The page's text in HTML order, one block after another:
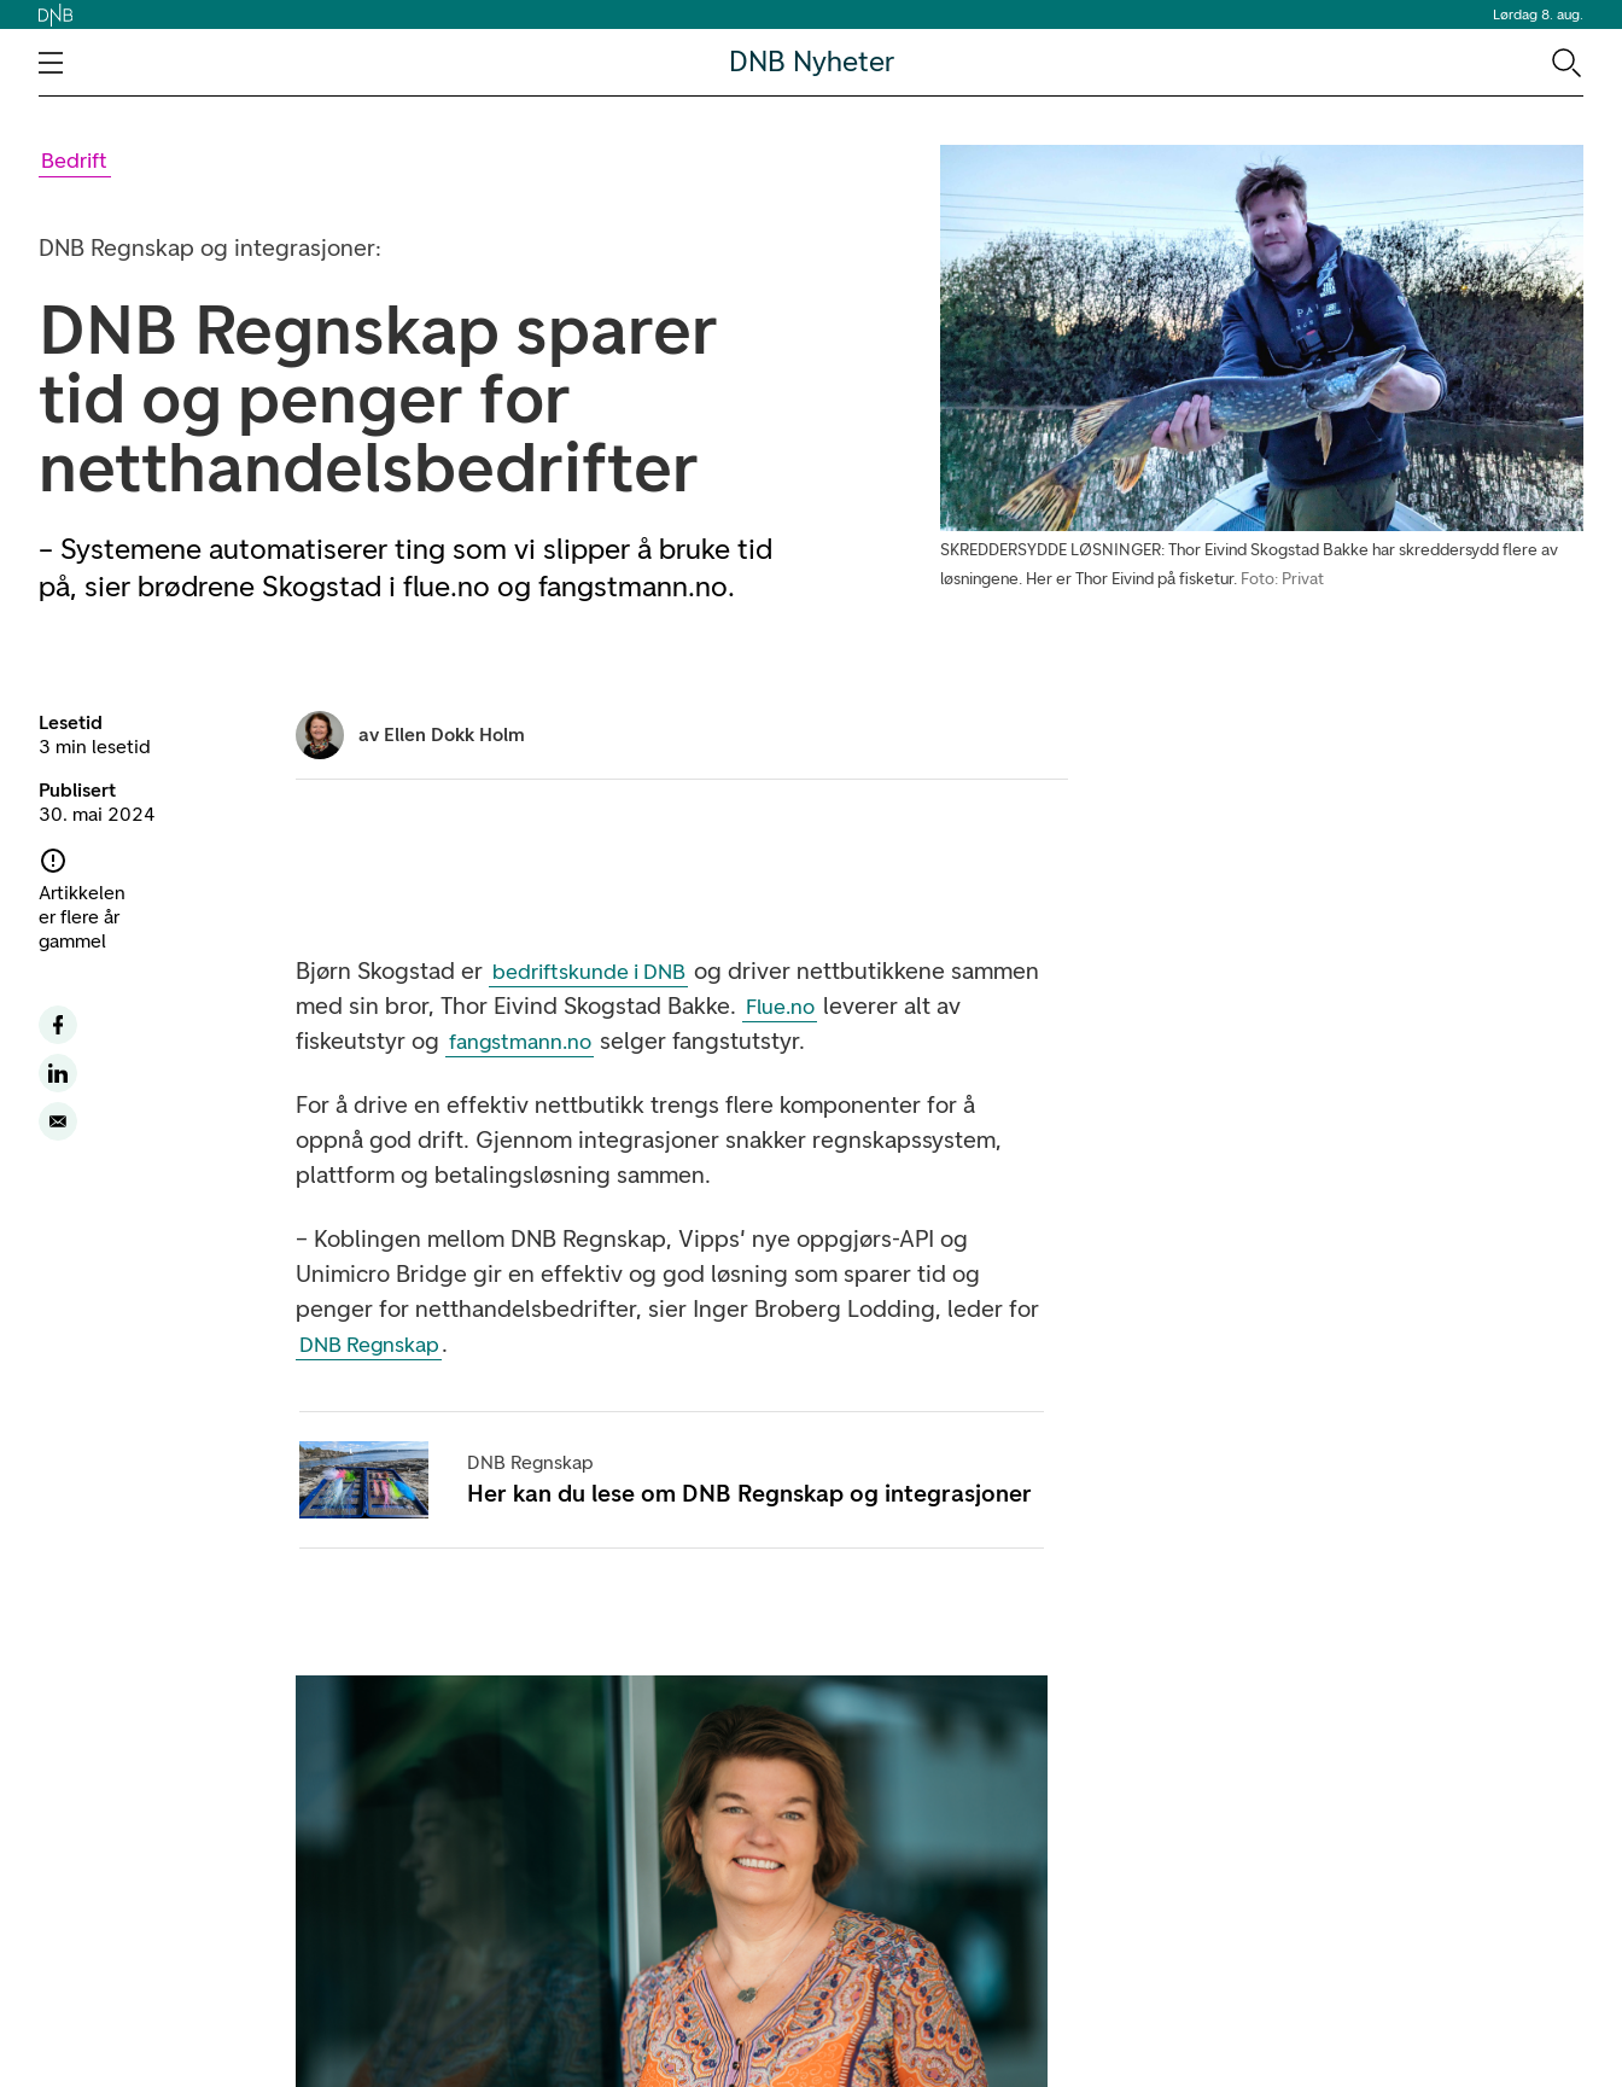
Lørdag 8. aug.
DNB Nyheter
Bedrift
DNB Regnskap og integrasjoner:
DNB Regnskap sparer
tid og penger for
netthandelsbedrifter
– Systemene automatiserer ting som vi slipper å bruke tid
på, sier brødrene Skogstad i flue.no og fangstmann.no.
SKREDDERSYDDE LØSNINGER: Thor Eivind Skogstad Bakke har skreddersydd flere av
løsningene. Her er Thor Eivind på fisketur. Foto: Privat
Lesetid
3 min lesetid
Publisert
30. mai 2024
Artikkelen
er flere år
gammel
av Ellen Dokk Holm
Bjørn Skogstad er bedriftskunde i DNB og driver nettbutikkene sammen
med sin bror, Thor Eivind Skogstad Bakke. Flue.no leverer alt av
fiskeutstyr og fangstmann.no selger fangstutstyr.
For å drive en effektiv nettbutikk trengs flere komponenter for å
oppnå god drift. Gjennom integrasjoner snakker regnskapssystem,
plattform og betalingsløsning sammen.
– Koblingen mellom DNB Regnskap, Vipps' nye oppgjørs-API og
Unimicro Bridge gir en effektiv og god løsning som sparer tid og
penger for netthandelsbedrifter, sier Inger Broberg Lodding, leder for
DNB Regnskap.
DNB Regnskap
Her kan du lese om DNB Regnskap og integrasjoner